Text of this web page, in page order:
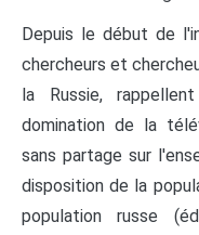
Depuis le début de
chercheurs et
la Russie,
domination de la
sans partage sur
disposition de la
population russe